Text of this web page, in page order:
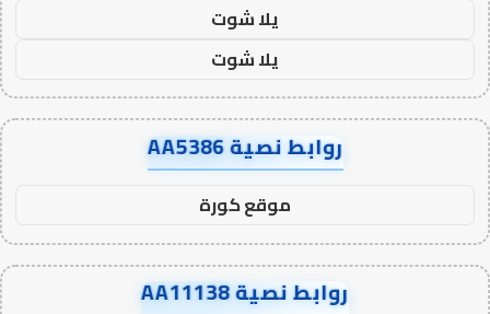
يلا شوت
يلا شوت
روابط نصية AA5386
موقع كورة
روابط نصية AA11138